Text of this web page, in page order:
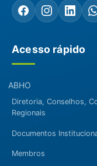
Acesso rápido
ABHO
Diretoria, Conselhos,
Regionais
Documentos
Membros